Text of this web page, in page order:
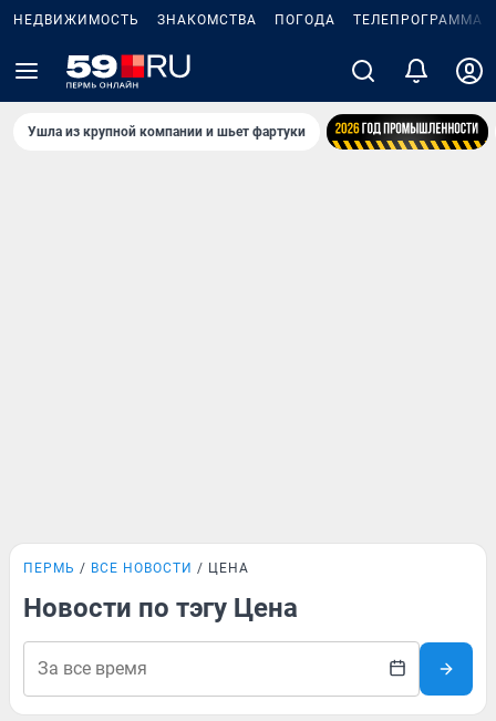
НЕДВИЖИМОСТЬ ЗНАКОМСТВА ПОГОДА ТЕЛЕПРОГРАММА
Ушла из крупной компании и шьет фартуки
ПЕРМЬ ВСЕ НОВОСТИ ЦЕНА
Новости по тэгу Цена